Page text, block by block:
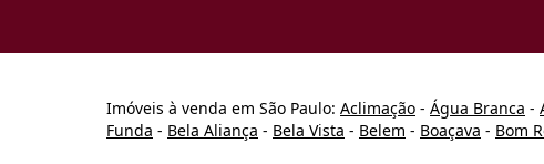
Imóveis à venda em São Paulo: Aclimação - Água Branca -
Funda - Bela Aliança - Bela Vista - Belem - Boaçava - Bom